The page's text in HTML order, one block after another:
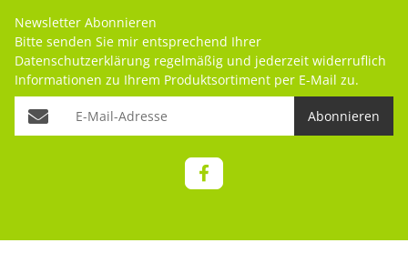
Newsletter Abonnieren
Bitte senden Sie mir entsprechend Ihrer
Datenschutzerklärung regelmäßig und jederzeit widerruflich
Informationen zu Ihrem Produktsortiment per E-Mail zu.
Abonnieren